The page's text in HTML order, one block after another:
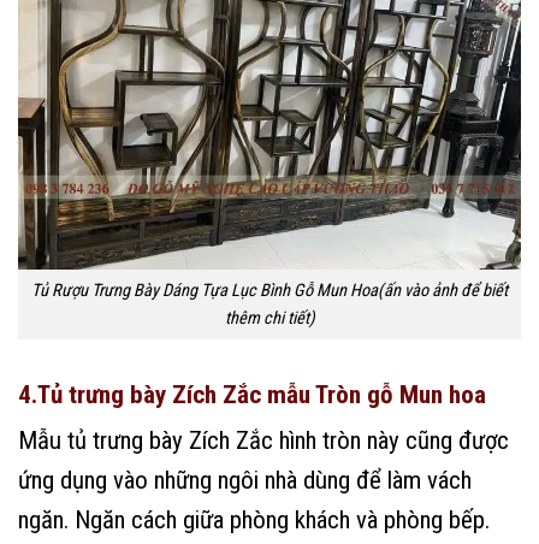
Tủ Rượu Trưng Bày Dáng Tựa Lục Bình Gỗ Mun Hoa(ấn vào ảnh để biết
thêm chi tiết)
4.Tủ trưng bày Zích Zắc mẫu Tròn gỗ Mun hoa
Mẫu tủ trưng bày Zích Zắc hình tròn này cũng được
ứng dụng vào những ngôi nhà dùng để làm vách
ngăn. Ngăn cách giữa phòng khách và phòng bếp.